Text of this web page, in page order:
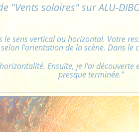
"Vents solaires" sur ALU-
sens vertical ou horizontal. Votre
l'orientation de la scène. Dans le
Ensuite, je l'ai
presque terminée."